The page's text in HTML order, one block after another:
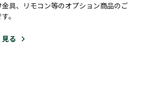
具、リモコン等のオプション商品のご
。
る